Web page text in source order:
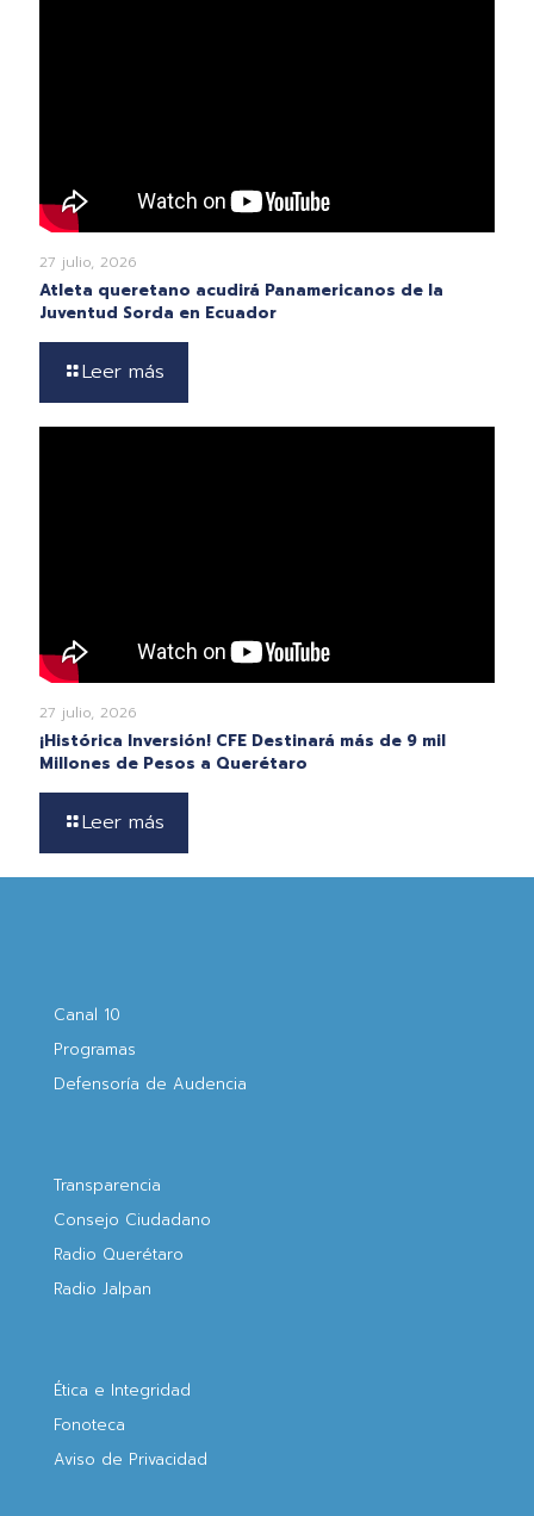
27 julio, 2026
Atleta queretano acudirá Panamericanos de la
Juventud Sorda en Ecuador
Leer más
27 julio, 2026
¡Histórica Inversión! CFE Destinará más de 9 mil
Millones de Pesos a Querétaro
Leer más
Canal 10
Programas
Defensoría de Audencia
Transparencia
Consejo Ciudadano
Radio Querétaro
Radio Jalpan
Ética e Integridad
Fonoteca
Aviso de Privacidad